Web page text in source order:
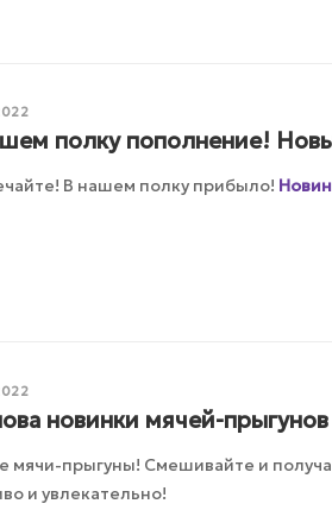
полку пополнение!
В нашем полку прибыло!
новинки мячей-
мячи-прыгуны! Смешивайте и
и увлекательно!